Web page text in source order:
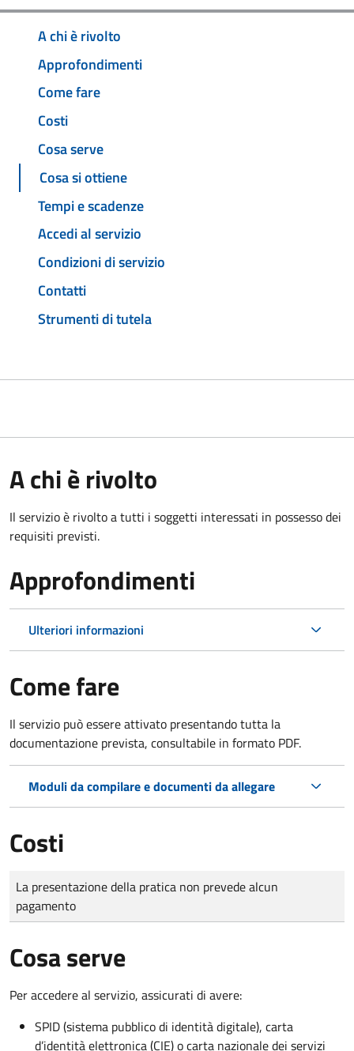
A chi è rivolto
Approfondimenti
Come fare
Costi
Cosa serve
Cosa si ottiene
Tempi e scadenze
Accedi al servizio
Condizioni di servizio
Contatti
Strumenti di tutela
A chi è rivolto
Il servizio è rivolto a tutti i soggetti interessati in possesso dei
requisiti previsti.
Approfondimenti
Ulteriori informazioni
Come fare
Il servizio può essere attivato presentando tutta la
documentazione prevista, consultabile in formato PDF.
Moduli da compilare e documenti da allegare
Costi
Tipo di pagamento
Importo
La presentazione della pratica non prevede alcun
pagamento
Cosa serve
Per accedere al servizio, assicurati di avere:
SPID (sistema pubblico di identità digitale), carta
d’identità elettronica (CIE) o carta nazionale dei servizi